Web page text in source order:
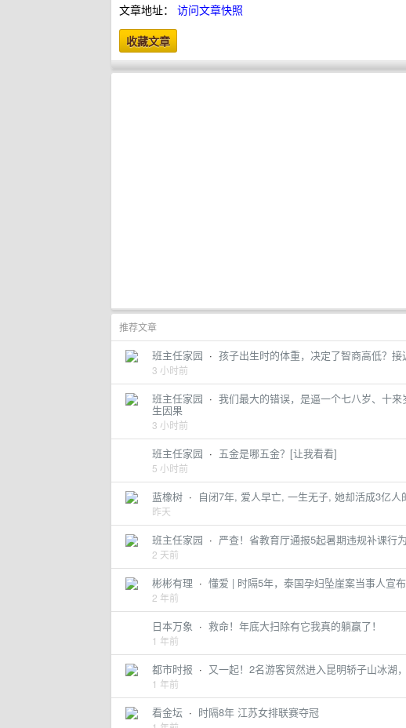
文章地址： 访问文章快照
推荐文章
班主任家园 · 孩子出生时的体重，决定了智商高低？接
3 小时前
班主任家园 · 我们最大的错误，是逼一个七八岁、十
生因果
3 小时前
班主任家园 · 五金是哪五金？[让我看看]
5 小时前
蓝橡树 · 自闭7年, 爱人早亡, 一生无子, 她却活成3亿人
昨天
班主任家园 · 严查！省教育厅通报5起暑期违规补课行为
2 天前
彬彬有理 · 懂爱 | 时隔5年，泰国孕妇坠崖案当事人宣
2 年前
日本万象 · 救命！年底大扫除有它我真的躺赢了！
1 年前
都市时报 · 又一起！2名游客贸然进入昆明轿子山冰湖
1 年前
看金坛 · 时隔8年 江苏女排联赛夺冠